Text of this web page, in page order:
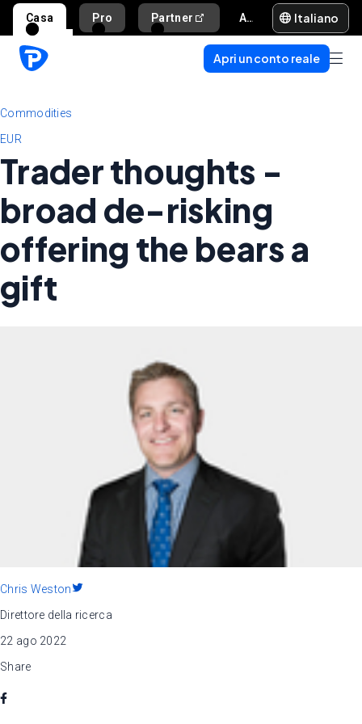
Casa Pro Partner Aiuto e supporto Italiano
Apri un conto reale
Commodities
EUR
Trader thoughts -
broad de-risking
offering the bears a
gift
Chris Weston
Direttore della ricerca
22 ago 2022
Share